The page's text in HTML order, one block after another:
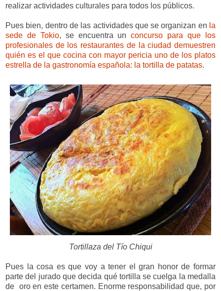
realizar actividades culturales para todos los públicos.
Pues bien, dentro de las actividades que se organizan en la
sede de Tokio, se encuentra unconcurso para que los
profesionales de los restaurantes de la ciudad demuestren
quién es el que cocina con mayor pericia uno de los platos
estrella de la gastronomía española: la tortilla de patatas.
Tortillaza del Tío Chiqui
Pues la cosa es que voy a tener el gran honor de formar
parte del jurado que decida qué tortilla se cuelga la medalla
de oro en este certamen. Enorme responsabilidad que, por